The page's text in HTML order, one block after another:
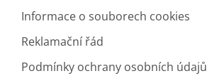
Informace o souborech cookies
Reklamační řád
Podmínky ochrany osobních údajů